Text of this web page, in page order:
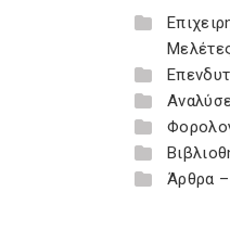
Άρθρα